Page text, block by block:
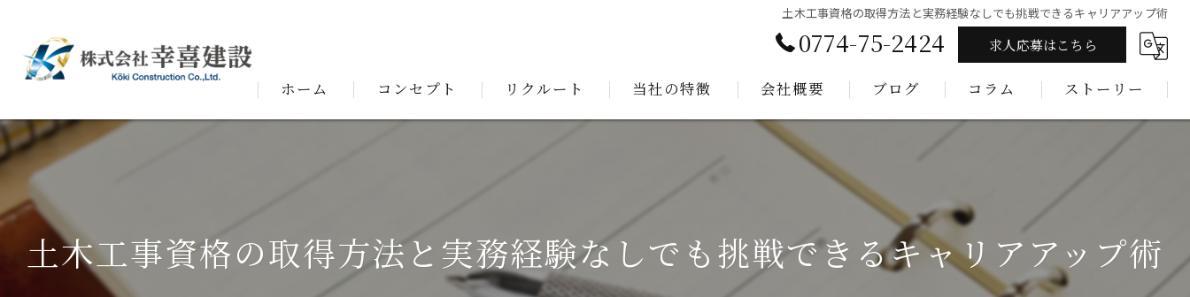
土木工事資格の取得方法と実務経験なしでも挑戦できるキャリアアップ術
0774-75-2424 求人応募はこちら
ホーム コンセプト リクルート 当社の特徴 会社概要 ブログ コラム ストーリー
土木工事資格の取得方法と実務経験なしでも挑戦できるキャリアアップ術